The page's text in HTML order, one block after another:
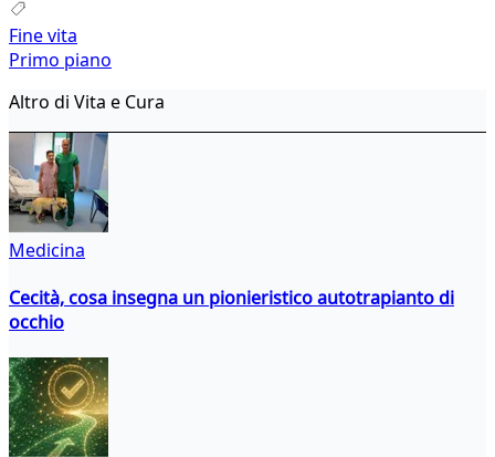
Fine vita
Primo piano
Altro di Vita e Cura
Medicina
Cecità, cosa insegna un pionieristico autotrapianto di
occhio